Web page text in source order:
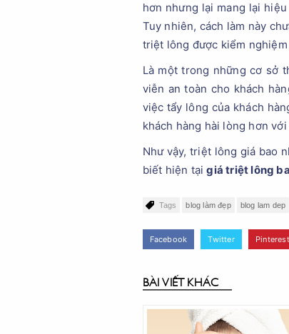
hơn nhưng lại mang lại
Tuy nhiên, cách làm này
triệt lông được kiểm
Là một trong những cơ sở
viễn an toàn cho khách
việc tẩy lông của khách
khách hàng hài lòng hơn
Như vậy, triệt lông giá bao
biết hiện tạigiá triệt lông
Tags blog làm đẹp blog lam dep
Facebook Twitter Pinterest
BÀI VIẾT KHÁC